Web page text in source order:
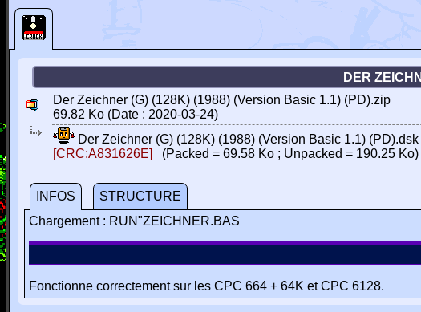
DER
Der Zeichner (G) (128K) (1988) (Version Basic 1.1) (PD).zip
69.82 Ko (Date : 2020-03-24)
Der Zeichner (G) (128K) (1988) (Version Basic 1.1) (PD).dsk
[CRC:A831626E]
(Packed = 69.58 Ko ; Unpacked = 190.25 Ko)
INFOS
STRUCTURE
Chargement : RUN"ZEICHNER.BAS
Fonctionne correctement sur les CPC 664 + 64K et CPC 6128.